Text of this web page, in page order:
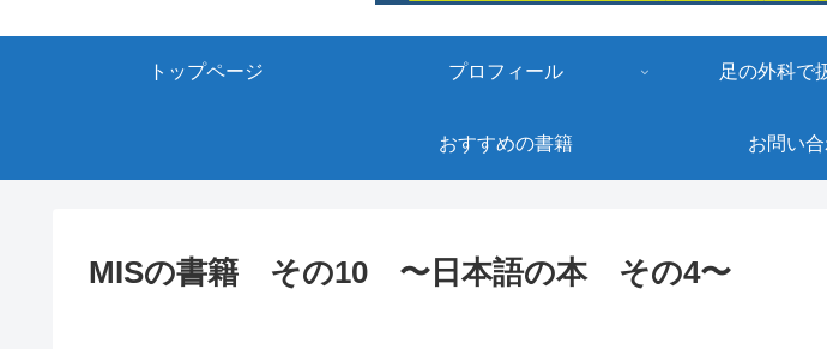
トップページ プロフィール 足の外科で
おすすめの書籍 お問い
MISの書籍 その10 〜日本語の本 その4〜